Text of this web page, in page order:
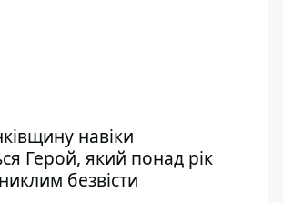
навіки
Герой, який понад рік
безвісти